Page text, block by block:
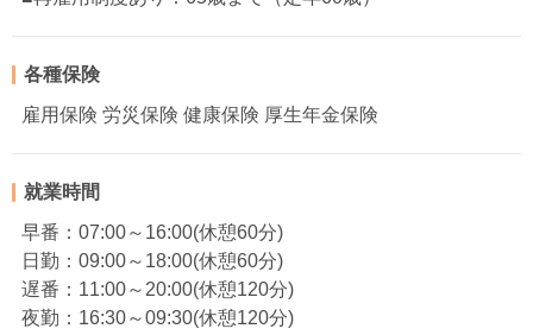
各種保険
雇用保険 労災保険 健康保険 厚生年金保険
就業時間
早番：07:00～16:00(休憩60分)
日勤：09:00～18:00(休憩60分)
遅番：11:00～20:00(休憩120分)
夜勤：16:30～09:30(休憩120分)